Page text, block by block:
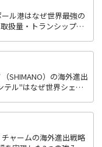
ール港はなぜ世界最強の
扱量・トランシップ機
SHIMANO）の海外進出
テル"はなぜ世界シェア
チャームの海外進出戦略